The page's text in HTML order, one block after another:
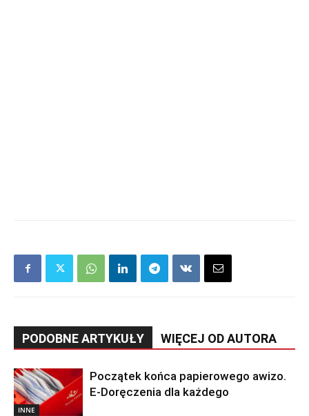
PODOBNE ARTYKUŁY WIĘCEJ OD AUTORA
INNE
Początek końca papierowego awizo.
E-Doręczenia dla każdego